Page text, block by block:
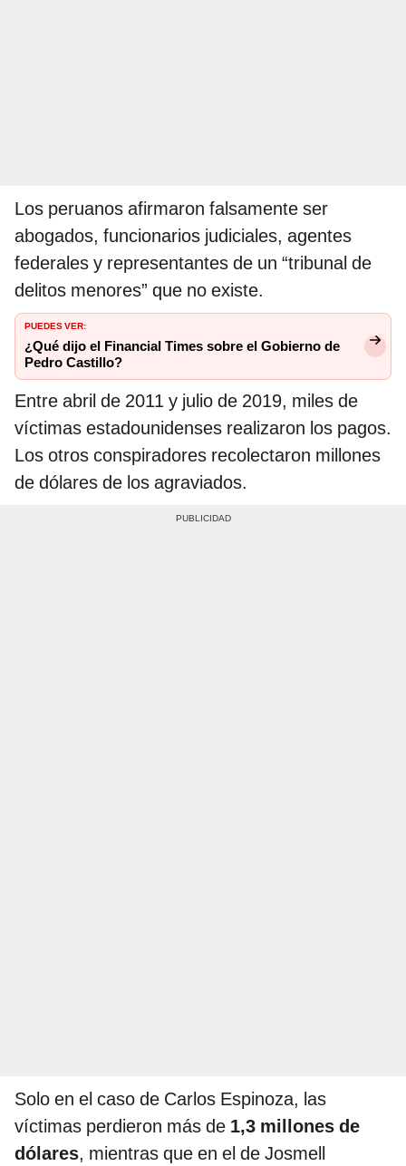
Los peruanos afirmaron falsamente ser
abogados, funcionarios judiciales, agentes
federales y representantes de un “tribunal de
delitos menores” que no existe.
PUEDES VER:
¿Qué dijo el Financial Times sobre el Gobierno de
Pedro Castillo?
Entre abril de 2011 y julio de 2019, miles de
víctimas estadounidenses realizaron los pagos.
Los otros conspiradores recolectaron millones
de dólares de los agraviados.
Solo en el caso de Carlos Espinoza, las
víctimas perdieron más de 1,3 millones de
dólares, mientras que en el de Josmell